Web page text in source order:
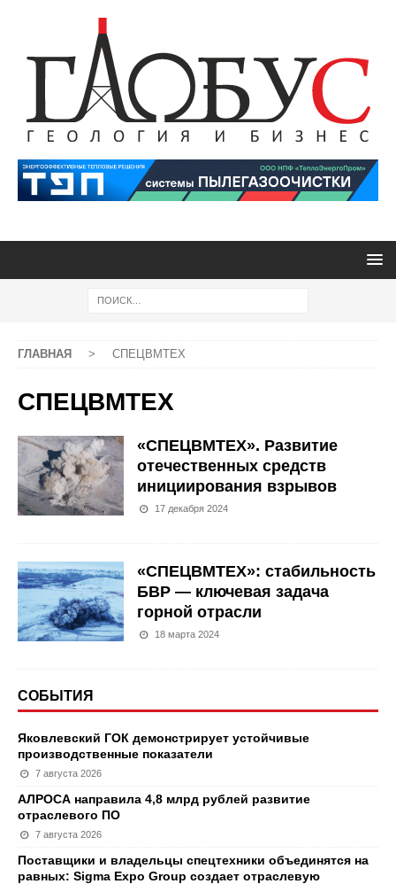
ГЛАВНАЯ > СПЕЦВМТЕХ
СПЕЦВМТЕХ
«СПЕЦВМТЕХ». Развитие
отечественных средств
инициирования взрывов
17 декабря 2024
«СПЕЦВМТЕХ»: стабильность
БВР — ключевая задача
горной отрасли
18 марта 2024
СОБЫТИЯ
Яковлевский ГОК демонстрирует устойчивые
производственные показатели
7 августа 2026
АЛРОСА направила 4,8 млрд рублей развитие
отраслевого ПО
7 августа 2026
Поставщики и владельцы спецтехники объединятся на
равных: Sigma Expo Group создает отраслевую